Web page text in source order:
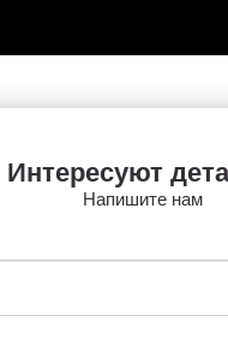
Интересуют
Напишите нам